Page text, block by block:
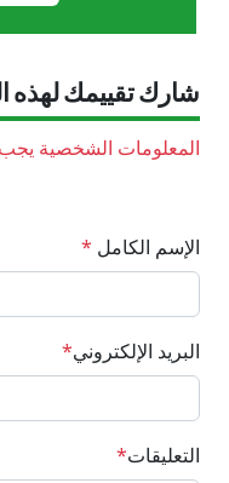
شارك تقييمك لهذه
المعلومات الشخصية
الإسم الكامل *
البريد الإلكتروني*
التعليقات*